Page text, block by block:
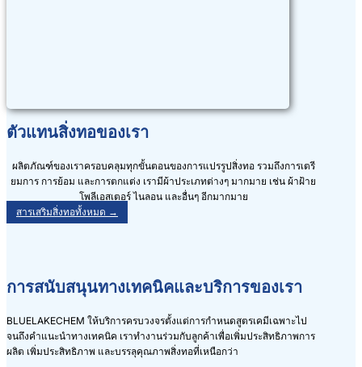
ตัวแทนสิ่งทอของเรา
ผลิตภัณฑ์ของเราครอบคลุมทุกขั้นตอนของการแปรรูปสิ่งทอ รวมถึงการเตรี
ยมการ การย้อม และการตกแต่ง เรามีผ้าประเภทต่างๆ มากมาย เช่น ผ้าฝ้าย
โพลีเอสเตอร์ ไนลอน และอื่นๆ อีกมากมาย
สารเสริมสิ่งทอทั้งหมด →
การสนับสนุนทางเทคนิคและบริการของเรา
BLUELAKECHEM ให้บริการครบวงจรตั้งแต่การกำหนดสูตรเคมีเฉพาะไป
จนถึงคำแนะนำทางเทคนิค เราทำงานร่วมกับลูกค้าเพื่อเพิ่มประสิทธิภาพการ
ผลิต เพิ่มประสิทธิภาพ และบรรลุคุณภาพสิ่งทอที่เหนือกว่า